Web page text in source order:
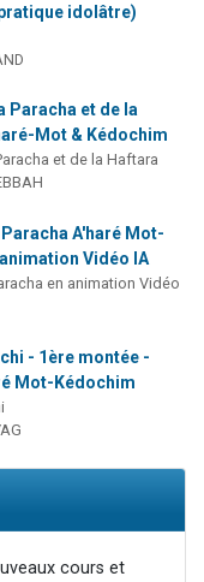
idolâtre)
Paracha et de la
Mot & Kédochim
et de la Haftara
Paracha A'haré Mot-
Vidéo IA
en animation Vidéo
- 1ère montée -
Mot-Kédochim
cours et